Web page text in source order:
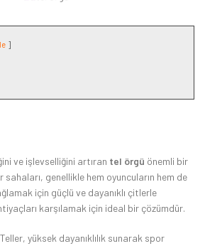
ve işlevselliğini artıran tel örgü önemli bir
genellikle hem oyuncuların hem de
için güçlü ve dayanıklı çitlerle
karşılamak için ideal bir çözümdür.
yüksek dayanıklılık sunarak spor